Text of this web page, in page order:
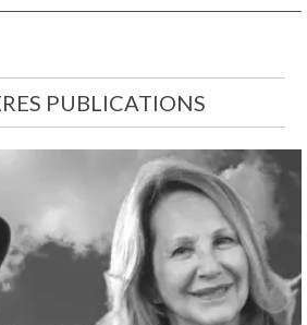
PUBLICATIONS